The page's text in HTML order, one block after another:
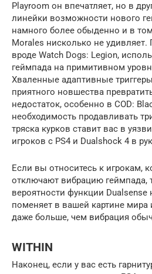
Playroom он впечатляет, но в
линейки возможности нового
намного более обыденно и в
Morales нисколько не
вроде Watch Dogs: Legion,
геймпада на примитивном
Хваленные адаптивные
приятного новшества
недостаток, особенно в COD:
необходимость продавливать
тряска курков ставит вас в
игроков с PS4 и Dualshock 4 в
Если вы относитесь к игрокам,
отключают вибрацию геймпада,
вероятности функции Dualsense
поменяет в вашей картине мира
даже больше, чем вибрация
WITHIN
Наконец, если у вас есть